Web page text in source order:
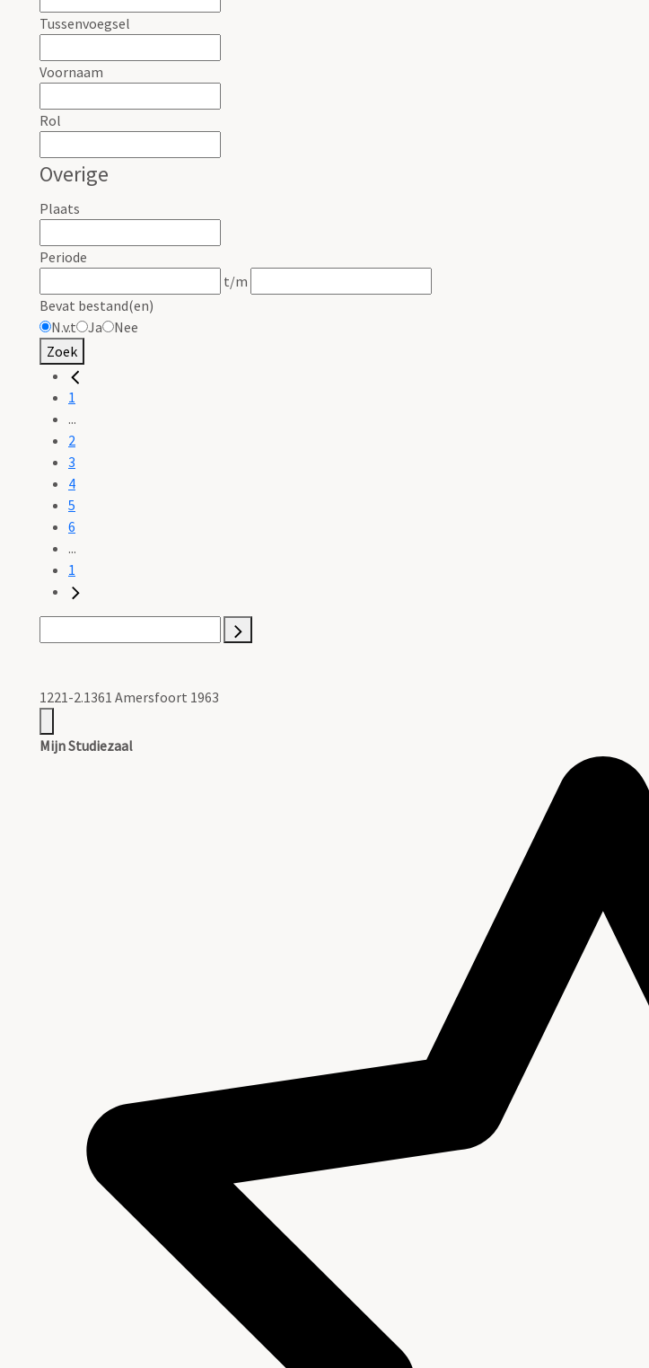
Tussenvoegsel
Voornaam
Rol
Overige
Plaats
Periode
t/m
Bevat bestand(en)
N.v.t
Ja
Nee
Zoek
1
...
2
3
4
5
6
...
1
1221-2.1361 Amersfoort 1963
Mijn Studiezaal